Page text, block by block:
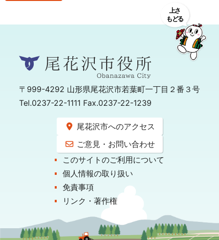
〒999-4292 山形県尾花沢市若葉町一丁目２番３号
Tel.0237-22-1111 Fax.0237-22-1239
尾花沢市へのアクセス
ご意見・お問い合わせ
このサイトのご利用について
個人情報の取り扱い
免責事項
リンク・著作権